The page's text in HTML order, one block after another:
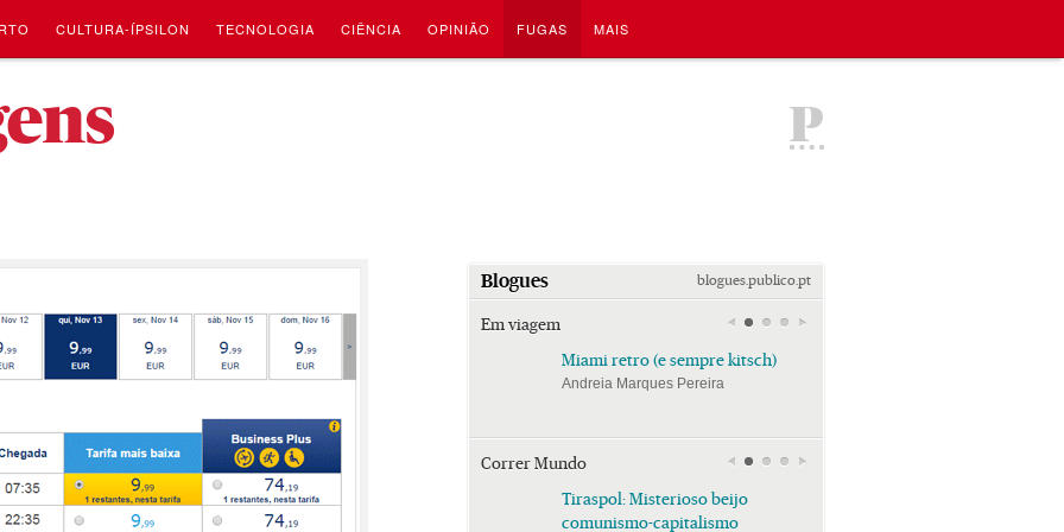
CULTURA-ÍPSILON TECNOLOGIA CIÊNCIA OPINIÃO FUGAS MAIS
P
Blogues blogues.publico.pt
Em viagem
Miami retro (e sempre kitsch)
Andreia Marques Pereira
Correr Mundo
Tiraspol: Misterioso beijo
comunismo-capitalismo